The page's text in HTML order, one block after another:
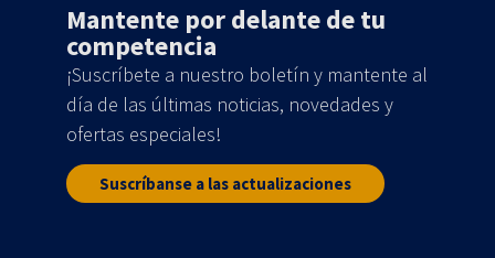
Mantente por delante de tu
competencia
¡Suscríbete a nuestro boletín y mantente al
día de las últimas noticias, novedades y
ofertas especiales!
Suscríbanse a las actualizaciones